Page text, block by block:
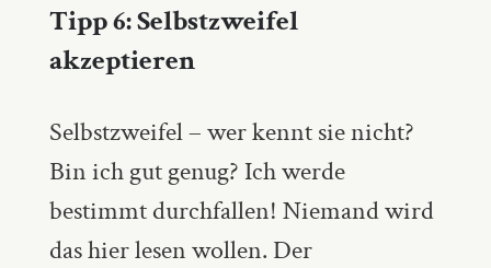
Tipp 6: Selbstzweifel
akzeptieren
Selbstzweifel – wer kennt sie nicht?
Bin ich gut genug? Ich werde
bestimmt durchfallen! Niemand wird
das hier lesen wollen. Der